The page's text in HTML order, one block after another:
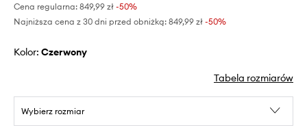
Cena regularna: 849,99 zł -50%
Najniższa cena z 30 dni przed obniżką: 849,99 zł -50%
Kolor: czerwony
Tabela rozmiarów
Wybierz rozmiar